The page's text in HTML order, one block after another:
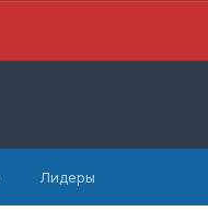
Лидеры